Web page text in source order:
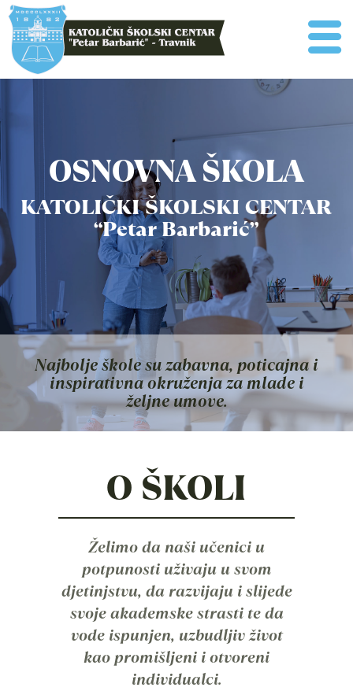
Najbolje škole su zabavna, poticajna i
inspirativna okruženja za mlade i
željne umove.
OSNOVNA ŠKOLA
KATOLIČKI ŠKOLSKI CENTAR
“Petar Barbarić”
O ŠKOLI
Želimo da naši učenici u
potpunosti uživaju u svom
djetinjstvu, da razvijaju i slijede
svoje akademske strasti te da
vode ispunjen, uzbudljiv život
kao promišljeni i otvoreni
individualci.